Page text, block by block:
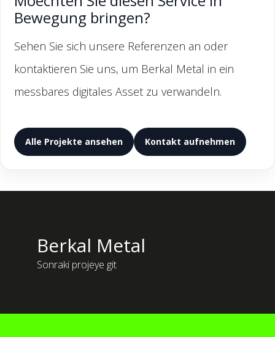
Bewegung bringen?
Sehen Sie sich unsere Referenzen an oder
kontaktieren Sie uns, um Berkal Metal in ein
messbares digitales Asset zu verwandeln.
Alle Projekte ansehen Kontakt aufnehmen
Berkal Metal
Sonraki projeye git